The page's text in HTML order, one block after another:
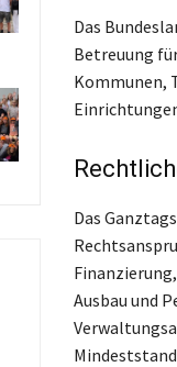
Das
Betreuung
Kommunen,
Das
Ausbau und